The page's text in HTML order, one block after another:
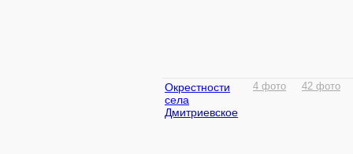
Окрестности
села
Дмитриевское
4 фото 42 фото